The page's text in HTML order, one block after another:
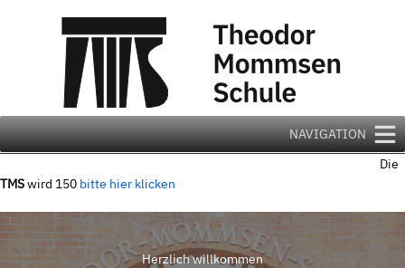
NAVIGATION
Die
TMSwird 150 bitte hier klicken
Herzlich willkommen